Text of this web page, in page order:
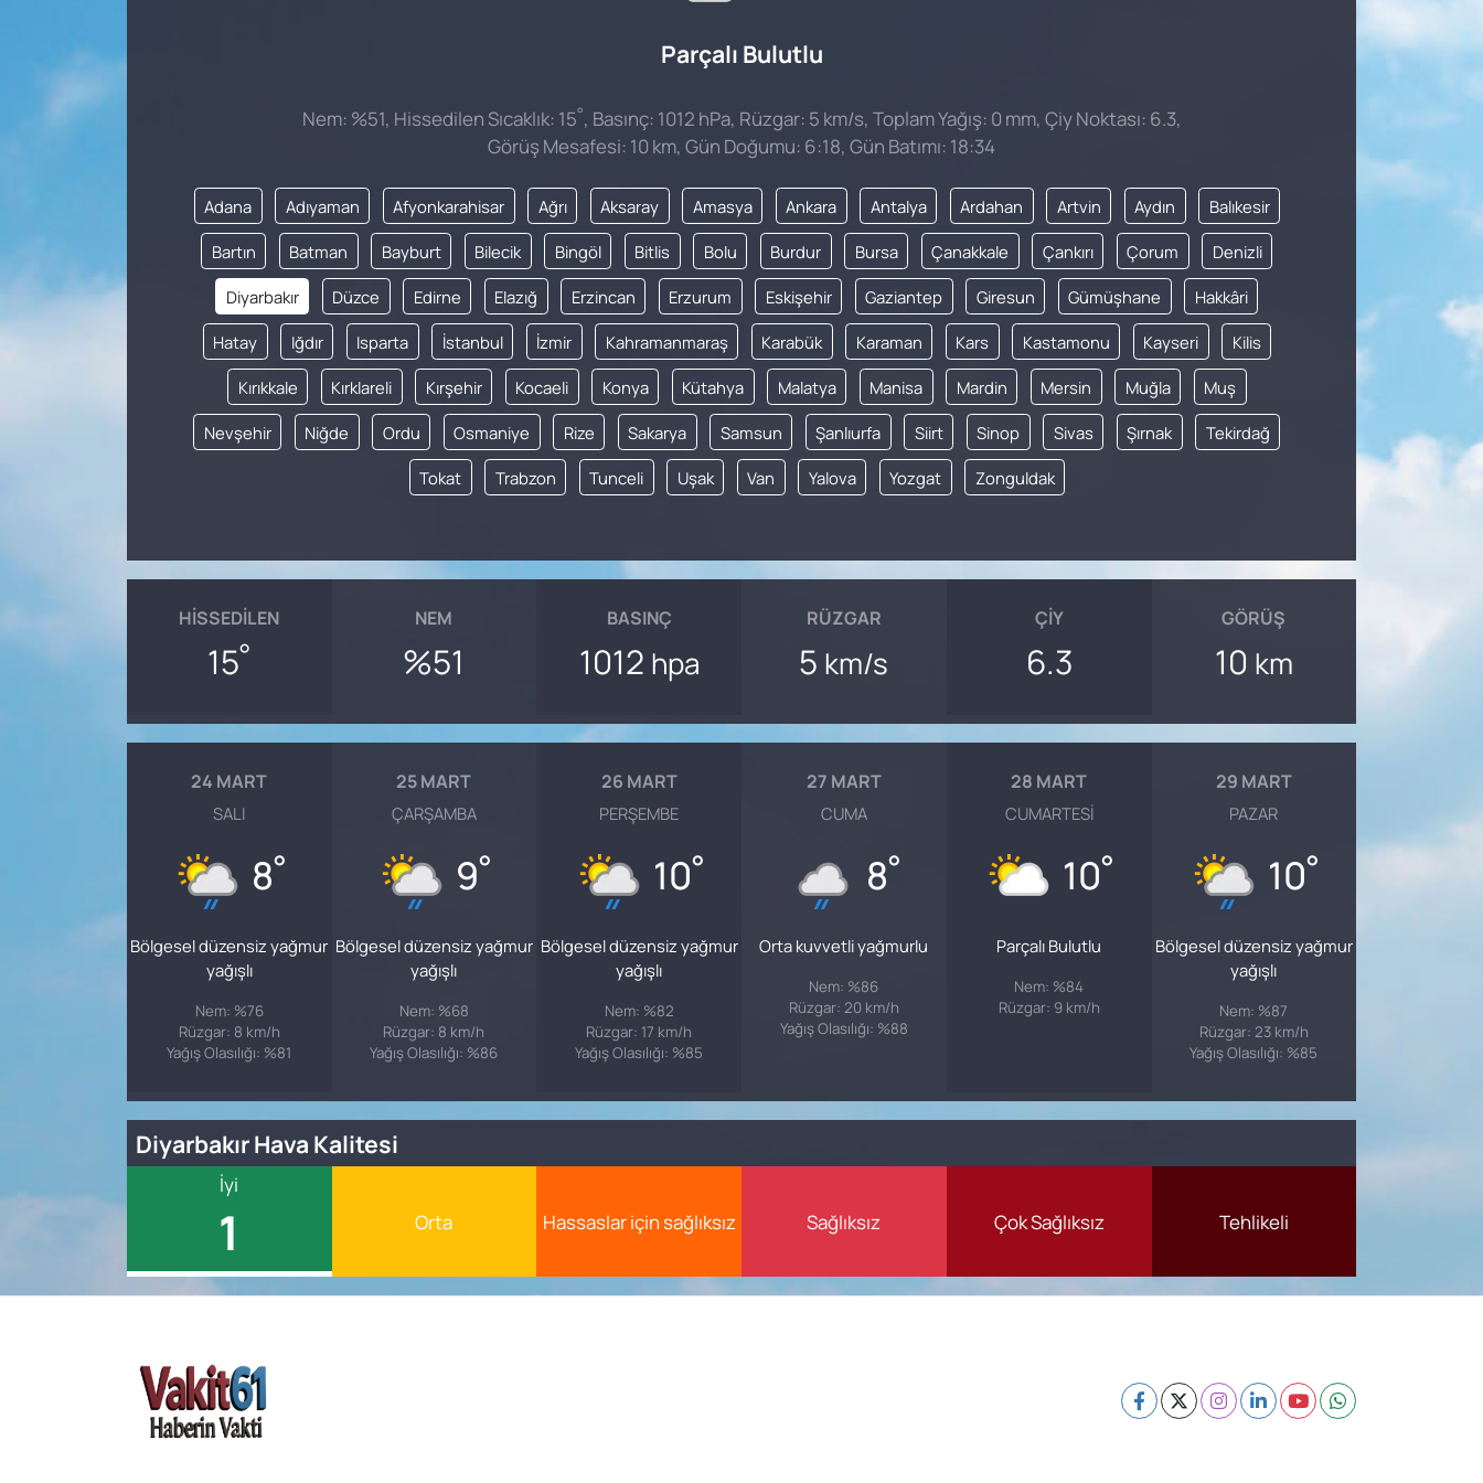
Parçalı Bulutlu
Nem: %51, Hissedilen Sıcaklık: 15°, Basınç: 1012 hPa, Rüzgar: 5 km/s, Toplam Yağış: 0 mm, Çiy Noktası: 6.3,
Görüş Mesafesi: 10 km, Gün Doğumu: 6:18, Gün Batımı: 18:34
Adana Adıyaman Afyonkarahisar Ağrı Aksaray Amasya Ankara Antalya Ardahan Artvin Aydın Balıkesir
Bartın Batman Bayburt Bilecik Bingöl Bitlis Bolu Burdur Bursa Çanakkale Çankırı Çorum Denizli
Diyarbakır Düzce Edirne Elazığ Erzincan Erzurum Eskişehir Gaziantep Giresun Gümüşhane Hakkâri
Hatay Iğdır Isparta İstanbul İzmir Kahramanmaraş Karabük Karaman Kars Kastamonu Kayseri Kilis
Kırıkkale Kırklareli Kırşehir Kocaeli Konya Kütahya Malatya Manisa Mardin Mersin Muğla Muş
Nevşehir Niğde Ordu Osmaniye Rize Sakarya Samsun Şanlıurfa Siirt Sinop Sivas Şırnak Tekirdağ
Tokat Trabzon Tunceli Uşak Van Yalova Yozgat Zonguldak
HISSEDILEN
15°
NEM
%51
BASINÇ
1012 hpa
RÜZGAR
5 km/s
ÇIY
6.3
GÖRÜŞ
10 km
24 MART
SALI
8°
Bölgesel düzensiz yağmur
yağışlı
Nem: %76
Rüzgar: 8 km/h
Yağış Olasılığı: %81
25 MART
ÇARŞAMBA
9°
Bölgesel düzensiz yağmur
yağışlı
Nem: %68
Rüzgar: 8 km/h
Yağış Olasılığı: %86
26 MART
PERŞEMBE
10°
Bölgesel düzensiz yağmur
yağışlı
Nem: %82
Rüzgar: 17 km/h
Yağış Olasılığı: %85
27 MART
CUMA
8°
Orta kuvvetli yağmurlu
Nem: %86
Rüzgar: 20 km/h
Yağış Olasılığı: %88
28 MART
CUMARTESI
10°
Parçalı Bulutlu
Nem: %84
Rüzgar: 9 km/h
29 MART
PAZAR
10°
Bölgesel düzensiz yağmur
yağışlı
Nem: %87
Rüzgar: 23 km/h
Yağış Olasılığı: %85
Diyarbakır Hava Kalitesi
İyi
1 Orta Hassaslar için sağlıksız Sağlıksız Çok Sağlıksız Tehlikeli